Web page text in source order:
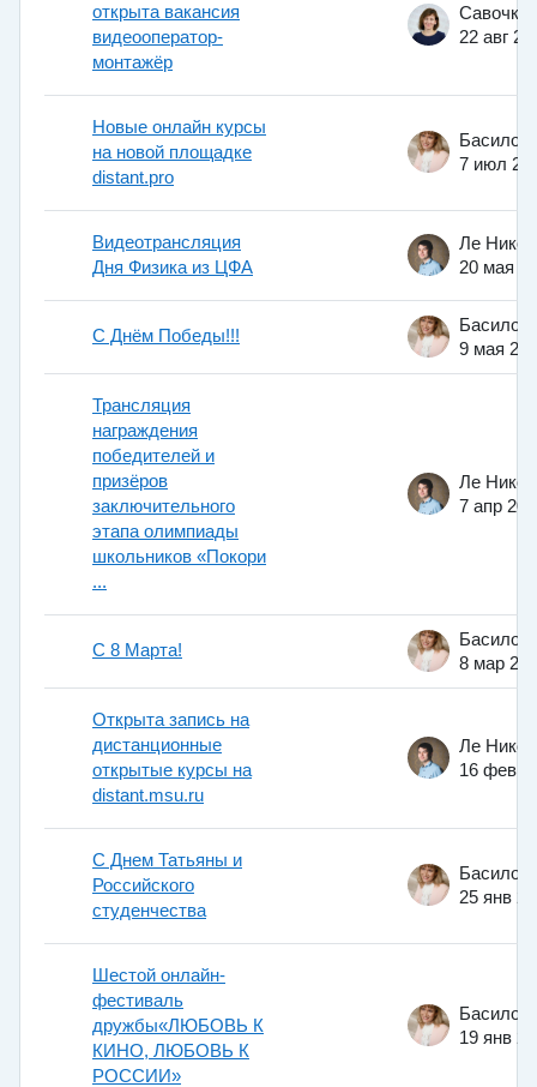
открыта вакансия
видеооператор-
монтажёр
22 авг
Новые онлайн курсы
на новой площадке
distant.pro
7 июл
Видеотрансляция
Дня Физика из ЦФА
20 мая
С Днём Победы!!!
9 мая
Трансляция
награждения
победителей и
призёров
заключительного
этапа олимпиады
школьников «Покори
...
7 апр
С 8 Марта!
8 мар
Открыта запись на
дистанционные
открытые курсы на
distant.msu.ru
16 фев
С Днем Татьяны и
Российского
студенчества
25 янв
Шестой онлайн-
фестиваль
дружбы«ЛЮБОВЬ К
КИНО, ЛЮБОВЬ К
РОССИИ»
19 янв